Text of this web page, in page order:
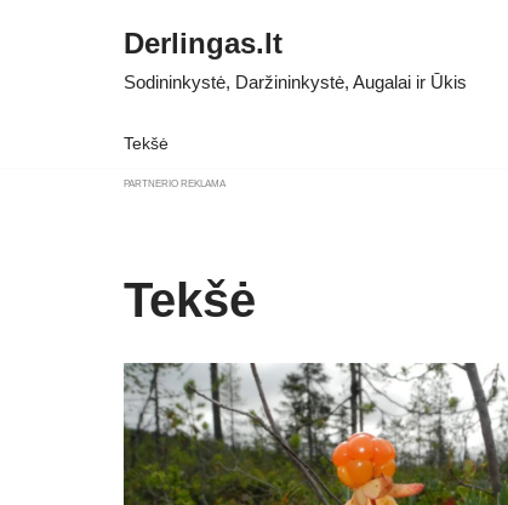
Derlingas.lt
Sodininkystė, Daržininkystė, Augalai ir Ūkis
Tekšė
PARTNERIO REKLAMA
Tekšė